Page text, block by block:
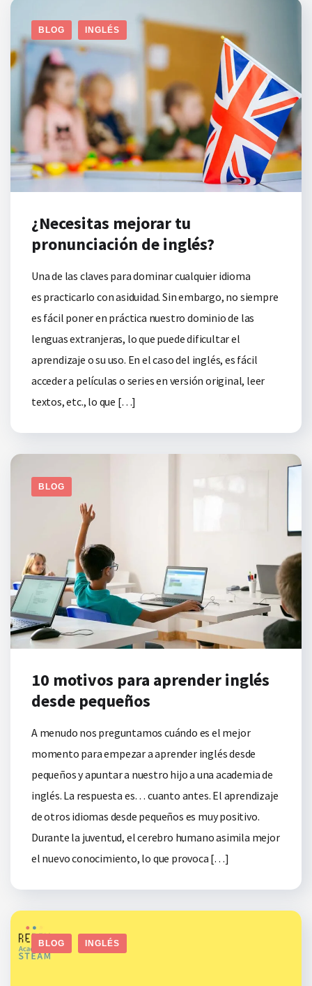
BLOG INGLÉS
¿Necesitas mejorar tu
pronunciación de inglés?
Una de las claves para dominar cualquier idioma
es practicarlo con asiduidad. Sin embargo, no siempre
es fácil poner en práctica nuestro dominio de las
lenguas extranjeras, lo que puede dificultar el
aprendizaje o su uso. En el caso del inglés, es fácil
acceder a películas o series en versión original, leer
textos, etc., lo que […]
BLOG
10 motivos para aprender inglés
desde pequeños
A menudo nos preguntamos cuándo es el mejor
momento para empezar a aprender inglés desde
pequeños y apuntar a nuestro hijo a una academia de
inglés. La respuesta es… cuanto antes. El aprendizaje
de otros idiomas desde pequeños es muy positivo.
Durante la juventud, el cerebro humano asimila mejor
el nuevo conocimiento, lo que provoca […]
BLOG INGLÉS